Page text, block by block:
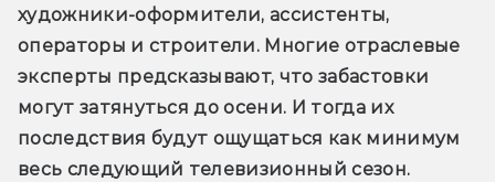
художники-оформители, ассистенты,
операторы и строители. Многие отраслевые
эксперты предсказывают, что забастовки
могут затянуться до осени. И тогда их
последствия будут ощущаться как минимум
весь следующий телевизионный сезон.